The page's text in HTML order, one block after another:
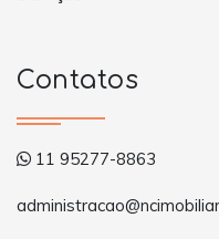
Contatos
11 95277-8863